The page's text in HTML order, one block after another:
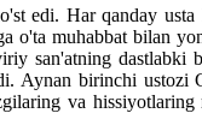
edi. Har qanday
muhabbat bilan
san'atning
birinchi ustozi
va